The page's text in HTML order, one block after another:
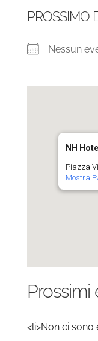
PROSSIMO
Nessun
NH Hotel
Piazza
Mostra
Prossimi
<li>Non ci